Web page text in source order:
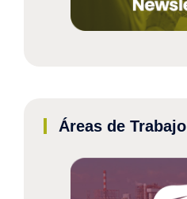
Áreas de Trabajo